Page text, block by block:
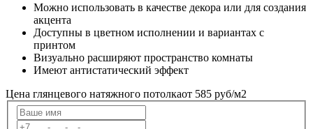
Можно использовать в качестве декора или для создания
акцента
Доступны в цветном исполнении и вариантах с
принтом
Визуально расширяют пространство комнаты
Имеют антистатический эффект
Цена глянцевого натяжного потолкаот 585 руб/м2